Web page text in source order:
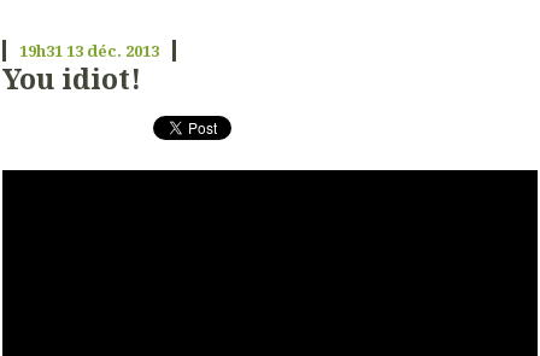
19h3113 déc. 2013
You idiot!